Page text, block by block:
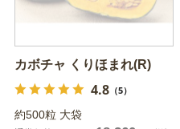
カボチャ くりほまれ(R)
4.8（5）
約500粒 大袋